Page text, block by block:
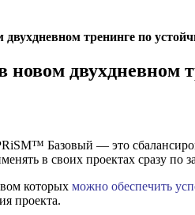
тренинге по
двухдневном
Базовый — это
в своих проектах сразу по
которых можно обеспечить
проекта.